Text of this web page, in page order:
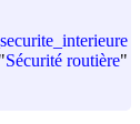
"Sécurité routière"